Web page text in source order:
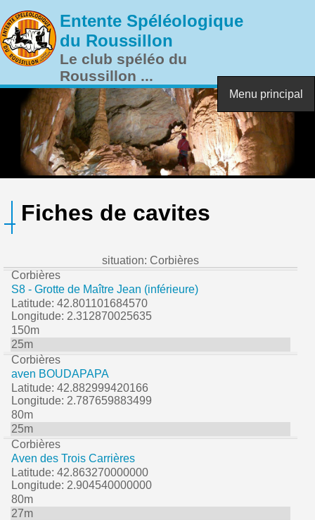
Entente Spéléologique
du Roussillon
Le club spéléo du
Roussillon ...
Menu principal
Fiches de cavites
situation: Corbières
Corbières
S8 - Grotte de Maître Jean (inférieure)
Latitude: 42.801101684570
Longitude: 2.312870025635
150m
25m
Corbières
aven BOUDAPAPA
Latitude: 42.882999420166
Longitude: 2.787659883499
80m
25m
Corbières
Aven des Trois Carrières
Latitude: 42.863270000000
Longitude: 2.904540000000
80m
27m